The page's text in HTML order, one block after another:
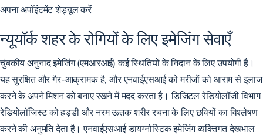
अपना अपॉइंटमेंट शेड्यूल करें
न्यूयॉर्क शहर के रोगियों के लिए इमेजिंग सेवाएँ
चुंबकीय अनुनाद इमेजिंग (एमआरआई) कई स्थितियों के निदान के लिए उपयोगी है।
यह सुरक्षित और गैर-आक्रामक है, और एनवाईएसआई को मरीजों को आराम से इलाज
करने के अपने मिशन को बनाए रखने में मदद करता है।डिजिटल रेडियोलॉजी विभाग
रेडियोलॉजिस्ट को हड्डी और नरम ऊतक शरीर रचना के लिए छवियों का विश्लेषण
करने की अनुमति देता है। एनवाईएसआई डायग्नोस्टिक इमेजिंग व्यक्तिगत देखभाल